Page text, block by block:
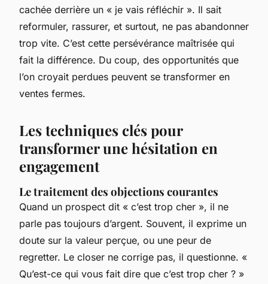
cachée derrière un « je vais réfléchir ». Il sait
reformuler, rassurer, et surtout, ne pas abandonner
trop vite. C’est cette persévérance maîtrisée qui
fait la différence. Du coup, des opportunités que
l’on croyait perdues peuvent se transformer en
ventes fermes.
Les techniques clés pour
transformer une hésitation en
engagement
Le traitement des objections courantes
Quand un prospect dit « c’est trop cher », il ne
parle pas toujours d’argent. Souvent, il exprime un
doute sur la valeur perçue, ou une peur de
regretter. Le closer ne corrige pas, il questionne. «
Qu’est-ce qui vous fait dire que c’est trop cher ? »